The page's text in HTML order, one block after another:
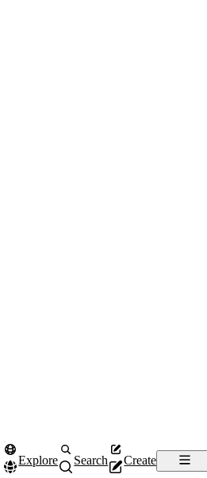
Explore Search Create